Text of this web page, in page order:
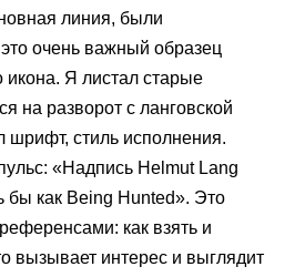
линия, были
очень важный образец
икона. Я листал старые
на разворот с ланговской
стиль исполнения.
«‎Надпись Helmut Lang
бы как Being Hunted». Это
как взять и
вызывает интерес и выглядит